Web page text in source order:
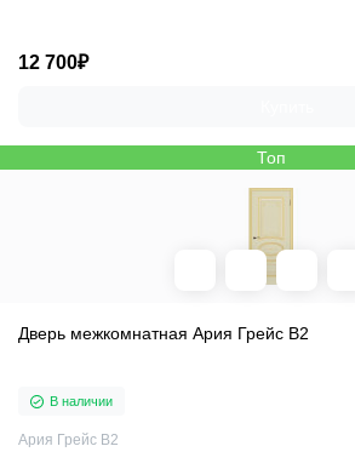
12 700₽
Топ
Дверь межкомнатная Ария Грейс В2
В наличии
Ария Грейс В2